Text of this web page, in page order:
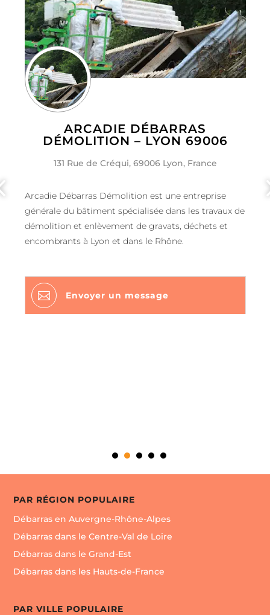
ARCADIE DÉBARRAS
DÉMOLITION – LYON 69006
131 Rue de Créqui, 69006 Lyon, France
Arcadie Débarras Démolition est une entreprise
générale du bâtiment spécialisée dans les travaux de
démolition et enlèvement de gravats, déchets et
encombrants à Lyon et dans le Rhône.
 Envoyer un message
PAR RÉGION POPULAIRE
Débarras en Auvergne-Rhône-Alpes
Débarras dans le Centre-Val de Loire
Débarras dans le Grand-Est
Débarras dans les Hauts-de-France
PAR VILLE POPULAIRE